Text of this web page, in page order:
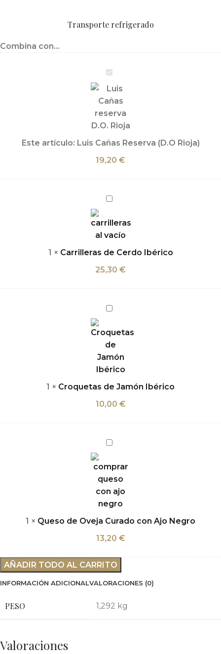
Transporte refrigerado
Combina con...
Luis
Cañas
Reserva
Rioja)
Este artículo: Luis Cañas Reserva (D.O Rioja)
19,20 €
Carrilleras
Cerdo
Ibérico
1 × Carrilleras de Cerdo Ibérico
25,30 €
Croquetas
Jamón
Ibérico
1 × Croquetas de Jamón Ibérico
10,00 €
Queso
Oveja
Curado
con
Ajo
Negro
1 × Queso de Oveja Curado con Ajo Negro
13,20 €
AÑADIR TODO AL CARRITO
INFORMACIÓN ADICIONALVALORACIONES (0)
PESO 1,292 kg
Valoraciones